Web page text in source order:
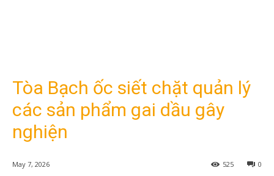
Tòa Bạch ốc siết chặt quản lý
các sản phẩm gai dầu gây
nghiện
May 7, 2026 0
525